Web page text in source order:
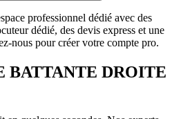
professionnel dédié avec des
dédié, des devis express et une
nous pour créer votre compte pro.
BATTANTE DROITE